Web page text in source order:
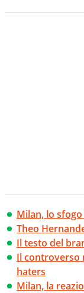
Milan, lo
Theo
Il testo del
Il controverso
haters
Milan, la